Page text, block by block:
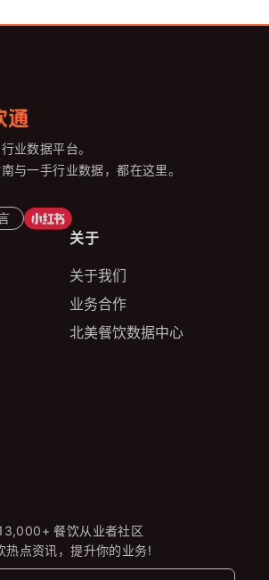
业数据平台。
与一手行业数据，都在这里。
关于
关于我们
业务合作
北美餐饮数据中心
餐饮从业者社区
热点资讯，提升你的业务!